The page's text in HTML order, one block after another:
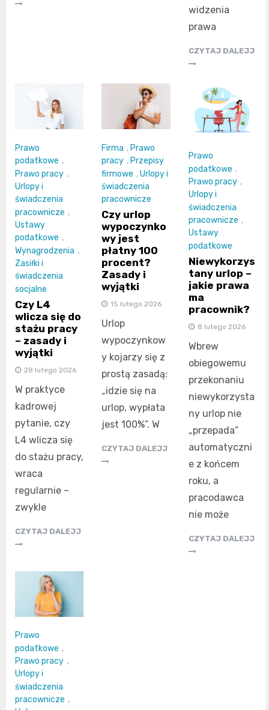
widzenia
prawa
CZYTAJ DALEJJ
Prawo
podatkowe ,
Prawo pracy ,
Urlopy i
świadczenia
pracownicze ,
Ustawy
podatkowe ,
Wynagrodzenia ,
Zasiłki i
świadczenia
socjalne
Czy L4
wlicza się do
stażu pracy
– zasady i
wyjątki
28 lutego 2026
W praktyce
kadrowej
pytanie, czy
L4 wlicza się
do stażu pracy,
wraca
regularnie –
zwykle
CZYTAJ DALEJJ
Firma , Prawo
pracy , Przepisy
firmowe ,Urlopy i
świadczenia
pracownicze
Czy urlop
wypoczynko
wy jest
płatny 100
procent?
Zasady i
wyjątki
15 lutego 2026
Urlop
wypoczynkow
y kojarzy się z
prostą zasadą:
„idzie się na
urlop, wypłata
jest 100%”. W
CZYTAJ DALEJJ
Prawo
podatkowe ,
Prawo pracy ,
Urlopy i
świadczenia
pracownicze ,
Ustawy
podatkowe
Niewykorzys
tany urlop –
jakie prawa
ma
pracownik?
8 lutego 2026
Wbrew
obiegowemu
przekonaniu
niewykorzysta
ny urlop nie
„przepada”
automatyczni
e z końcem
roku, a
pracodawca
nie może
CZYTAJ DALEJJ
Prawo
podatkowe ,
Prawo pracy ,
Urlopy i
świadczenia
pracownicze ,